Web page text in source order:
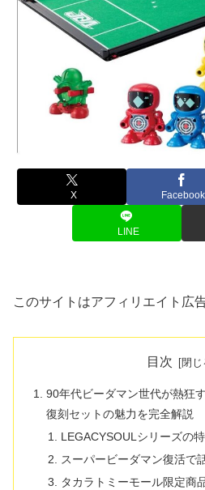
X Facebook
LINE
このサイトはアフィリエイト広
目次
90年代ビーダマン世代が熱狂
復刻セットの魅力を完全解説
LEGACYSOULシリーズの
スーパービーダマン復活で
タカラトミーモール限定商